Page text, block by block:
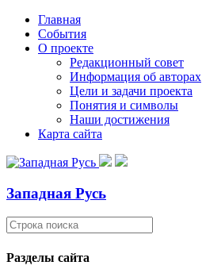
Главная
События
О проекте
Редакционный совет
Информация об авторах
Цели и задачи проекта
Понятия и символы
Наши достижения
Карта сайта
Западная Русь
Разделы сайта